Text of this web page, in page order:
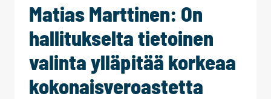
Matias Marttinen: On
hallitukselta tietoinen
valinta ylläpitää korkeaa
kokonaisveroastetta